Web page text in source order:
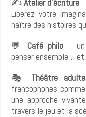
✍️Atelier d’écriture,
Libérez votre
naître des histoires
💬
Café philo– un
penser ensemble…
🎭
Théâtre
francophones
une approche
travers le jeu et la